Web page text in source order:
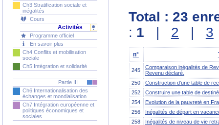
Ch3 Stratification sociale et
inégalités
Cours
Activités
Programme officiel
En savoir plus
Ch4 Conflits et mobilisation
sociale
Ch5 Intégration et solidarité
Partie III
Ch6 Internationalisation des
échanges et mondialisation
Ch7 Intégration européenne et
politiques économiques et
sociales
Total : 23
: 1 | 2 | 3
n°
245
Comparaison inégalités de
Revenu déclaré.
250
Construction d'une table de
252
Construire une table de
254
Evolution de la pauvreté en
256
Inégalités de départ en
258
Inégalités de niveau de vie